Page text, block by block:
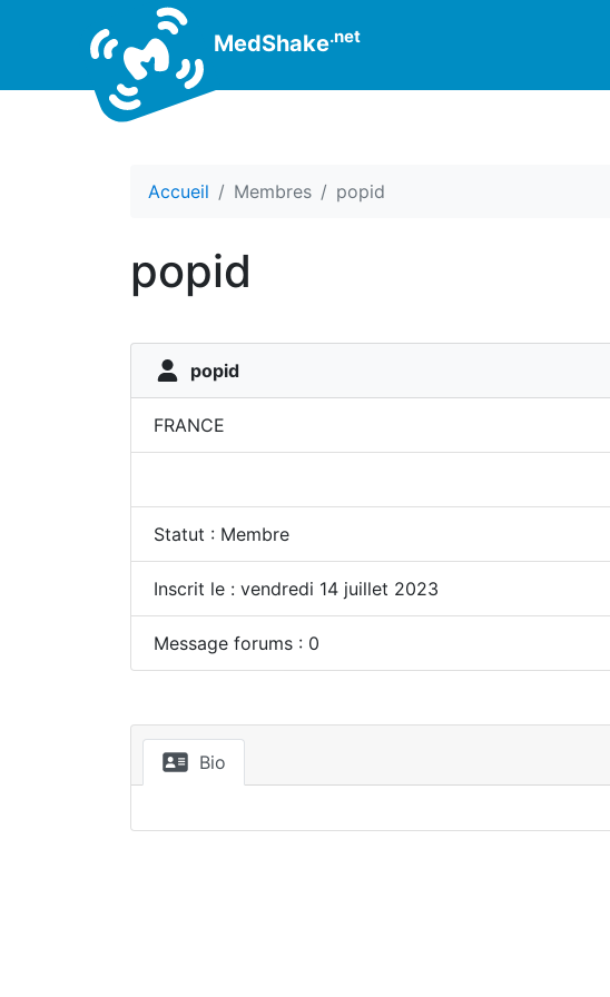
MedShake.net
Accueil Membres popid
popid
popid
FRANCE
Statut : Membre
Inscrit le : vendredi 14 juillet 2023
Message forums : 0
Bio